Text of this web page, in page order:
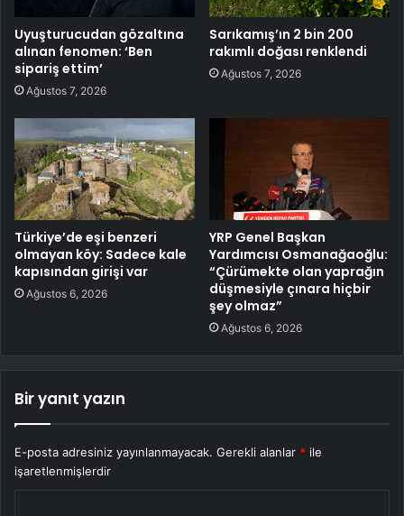
Uyuşturucudan gözaltına
alınan fenomen: ‘Ben
sipariş ettim’
Ağustos 7, 2026
Sarıkamış’ın 2 bin 200
rakımlı doğası renklendi
Ağustos 7, 2026
Türkiye’de eşi benzeri
olmayan köy: Sadece kale
kapısından girişi var
Ağustos 6, 2026
YRP Genel Başkan
Yardımcısı Osmanağaoğlu:
“Çürümekte olan yaprağın
düşmesiyle çınara hiçbir
şey olmaz”
Ağustos 6, 2026
Bir yanıt yazın
E-posta adresiniz yayınlanmayacak. Gerekli alanlar * ile
işaretlenmişlerdir